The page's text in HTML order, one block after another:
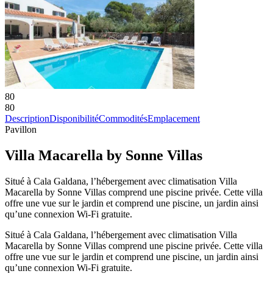
80
80
DescriptionDisponibilitéCommoditésEmplacement
Pavillon
Villa Macarella by Sonne Villas
Situé à Cala Galdana, l’hébergement avec climatisation Villa
Macarella by Sonne Villas comprend une piscine privée. Cette villa
offre une vue sur le jardin et comprend une piscine, un jardin ainsi
qu’une connexion Wi-Fi gratuite.
Situé à Cala Galdana, l’hébergement avec climatisation Villa
Macarella by Sonne Villas comprend une piscine privée. Cette villa
offre une vue sur le jardin et comprend une piscine, un jardin ainsi
qu’une connexion Wi-Fi gratuite.